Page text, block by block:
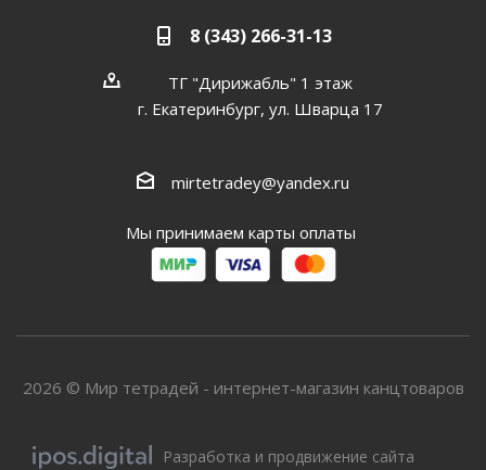
8 (343) 266-31-13
ТГ "Дирижабль" 1 этаж
г. Екатеринбург, ул. Шварца 17
mirtetradey@yandex.ru
Мы принимаем карты оплаты
2026 © Мир тетрадей - интернет-магазин канцтоваров
Разработка и продвижение сайта